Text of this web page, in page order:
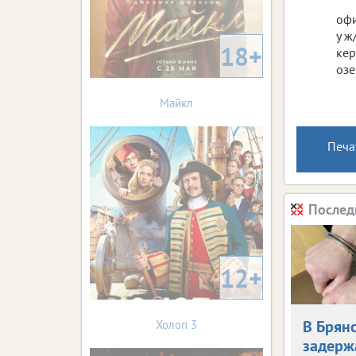
у
В
18+
Майкл
12+
Холоп 3